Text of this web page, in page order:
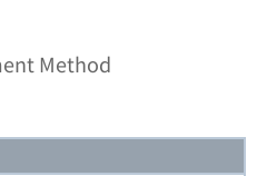
Method